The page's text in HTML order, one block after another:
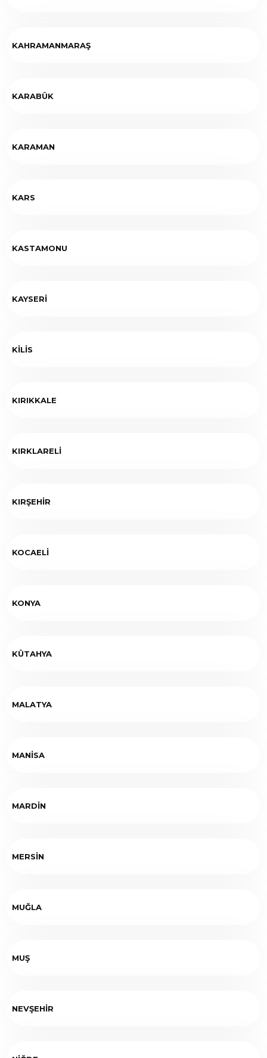
KAHRAMANMARAŞ
KARABÜK
KARAMAN
KARS
KASTAMONU
KAYSERİ
KİLİS
KIRIKKALE
KIRKLARELİ
KIRŞEHİR
KOCAELİ
KONYA
KÜTAHYA
MALATYA
MANİSA
MARDİN
MERSİN
MUĞLA
MUŞ
NEVŞEHİR